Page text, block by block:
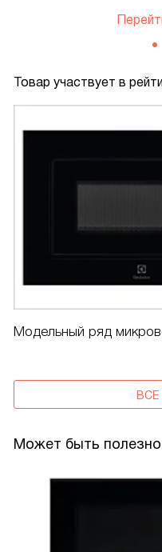
Товар участвует в
Модельный ряд
ВСЕ
Может быть полезно